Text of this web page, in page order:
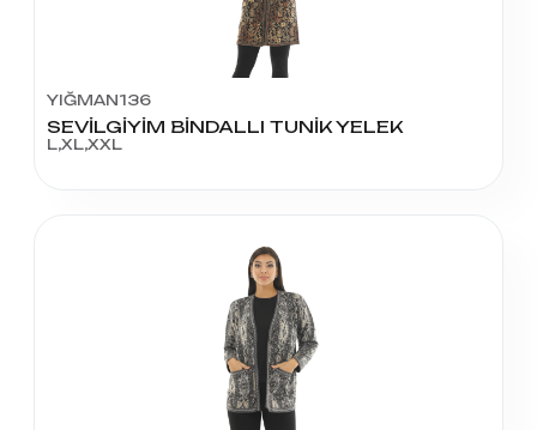
YIĞMAN136
SEVİLGİYİM BİNDALLI TUNİK YELEK
L,XL,XXL